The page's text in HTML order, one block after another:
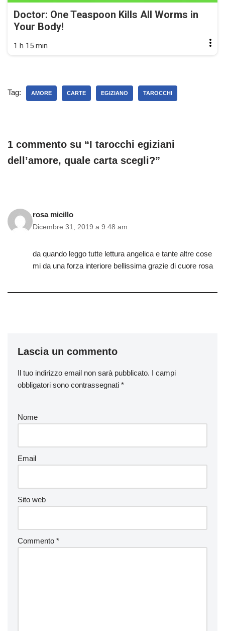
Doctor: One Teaspoon Kills All Worms in
Your Body!
1 h 15 min
Tag: AMORE CARTE EGIZIANO TAROCCHI
1 commento su “I tarocchi egiziani
dell’amore, quale carta scegli?”
rosa micillo
Dicembre 31, 2019 a 9:48 am
da quando leggo tutte lettura angelica e tante altre cose
mi da una forza interiore bellissima grazie di cuore rosa
Lascia un commento
Il tuo indirizzo email non sarà pubblicato. I campi
obbligatori sono contrassegnati *
Nome
Email
Sito web
Commento *